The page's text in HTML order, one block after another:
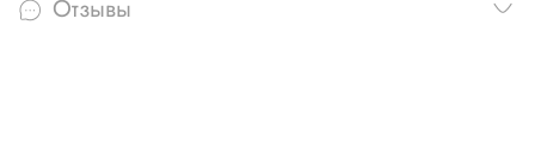
Отзывы